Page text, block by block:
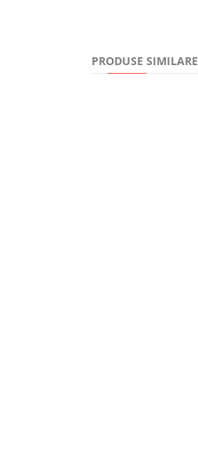
PRODUSE SIMILARE